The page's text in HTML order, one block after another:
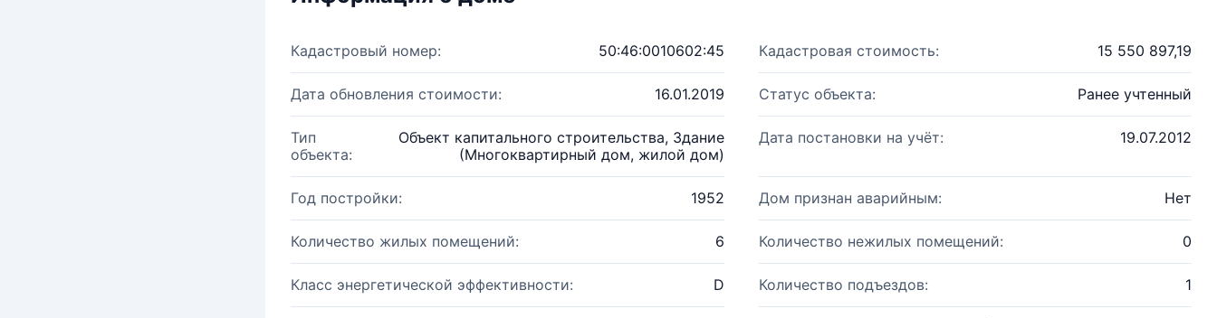
Кадастровый номер: 50:46:0010602:45 Кадастровая стоимость: 15 550 897,19
Дата обновления стоимости: 16.01.2019 Статус объекта: Ранее учтенный
Тип
объекта:
Объект капитального строительства, Здание
(Многоквартирный дом, жилой дом)
Дата постановки на учёт: 19.07.2012
Год постройки: 1952 Дом признан аварийным: Нет
Количество жилых помещений: 6 Количество нежилых помещений: 0
Класс энергетической эффективности: D Количество подъездов: 1